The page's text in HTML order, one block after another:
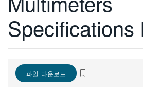
DEUTSCH
VIỆT NAM
日本語
Specifications
파일 다운로드